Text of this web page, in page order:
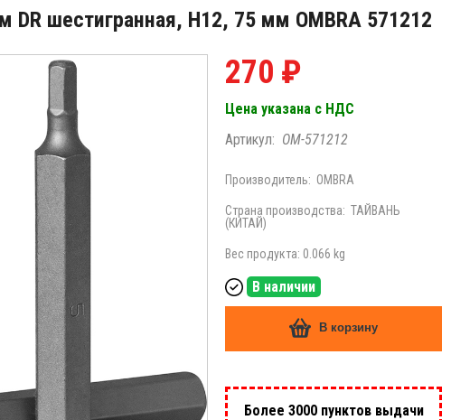
DR шестигранная, H12, 75 мм OMBRA 571212
270 ₽
Цена указана с НДС
Артикул: OM-571212
Производитель: OMBRA
Страна производства: ТАЙВАНЬ
(КИТАЙ)
Вес продукта: 0.066 kg
В наличии
В корзину
Более 3000 пунктов выдачи